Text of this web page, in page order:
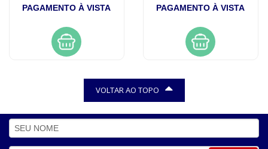
PAGAMENTO À VISTA PAGAMENTO À VISTA
VOLTAR AO TOPO